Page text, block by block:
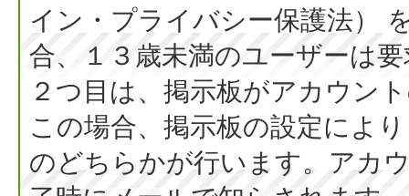
イン・プライバシー保護法）
合、１３歳未満のユーザーは
２つ目は、掲示板がアカウン
この場合、掲示板の設定によ
のどちらかが行います。アカ